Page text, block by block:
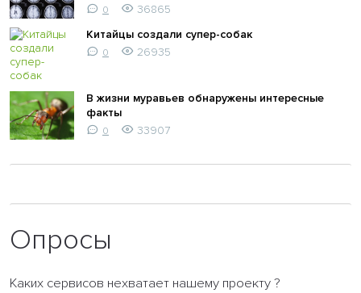
0
36865
Китайцы создали супер-собак
0 26935
В жизни муравьев обнаружены интересные
факты
0 33907
Опросы
Каких сервисов нехватает нашему проекту ?